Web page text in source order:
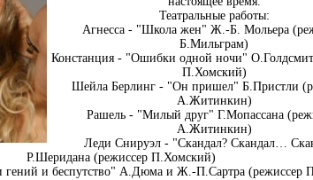
Театральные работы:
Агнесса - "Школа жен" Ж.-Б. Мольера
Б.Мильграм)
Констанция - "Ошибки одной ночи"
П.Хомский)
Шейла Берлинг - "Он пришел" Б.Пристли
А.Житинкин)
Рашель - "Милый друг" Г.Мопассана
А.Житинкин)
Леди Снируэл - "Скандал? Скандал…
Р.Шеридана (режиссер П.Хомский)
и беспутство" А.Дюма и Ж.-П.Сартра (режиссер